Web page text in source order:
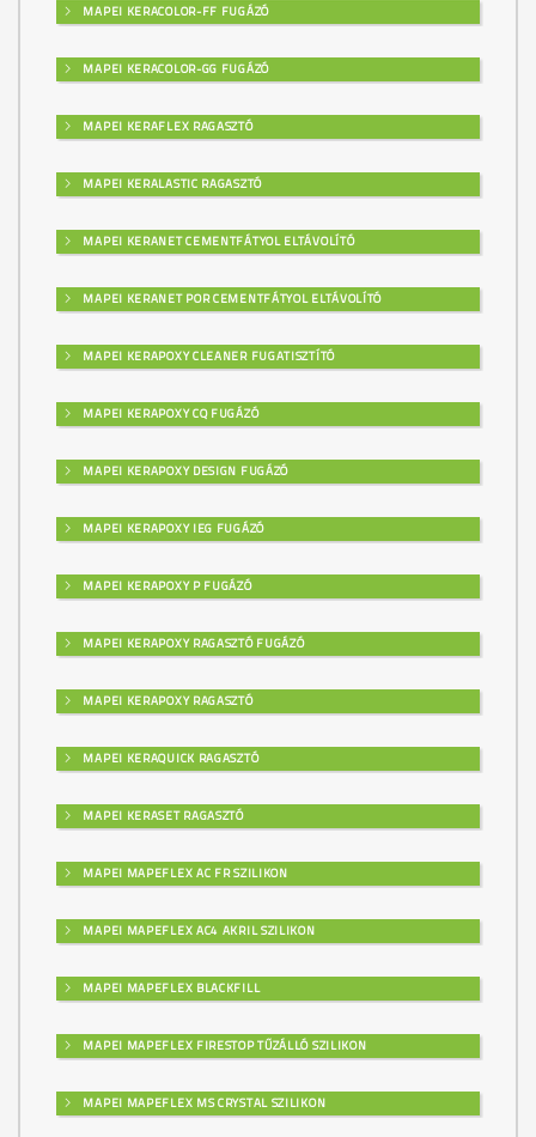
MAPEI KERACOLOR-FF FUGÁZÓ
MAPEI KERACOLOR-GG FUGÁZÓ
MAPEI KERAFLEX RAGASZTÓ
MAPEI KERALASTIC RAGASZTÓ
MAPEI KERANET CEMENTFÁTYOL ELTÁVOLÍTÓ
MAPEI KERANET POR CEMENTFÁTYOL ELTÁVOLÍTÓ
MAPEI KERAPOXY CLEANER FUGATISZTÍTÓ
MAPEI KERAPOXY CQ FUGÁZÓ
MAPEI KERAPOXY DESIGN FUGÁZÓ
MAPEI KERAPOXY IEG FUGÁZÓ
MAPEI KERAPOXY P FUGÁZÓ
MAPEI KERAPOXY RAGASZTÓ FUGÁZÓ
MAPEI KERAPOXY RAGASZTÓ
MAPEI KERAQUICK RAGASZTÓ
MAPEI KERASET RAGASZTÓ
MAPEI MAPEFLEX AC FR SZILIKON
MAPEI MAPEFLEX AC4 AKRIL SZILIKON
MAPEI MAPEFLEX BLACKFILL
MAPEI MAPEFLEX FIRESTOP TŰZÁLLÓ SZILIKON
MAPEI MAPEFLEX MS CRYSTAL SZILIKON